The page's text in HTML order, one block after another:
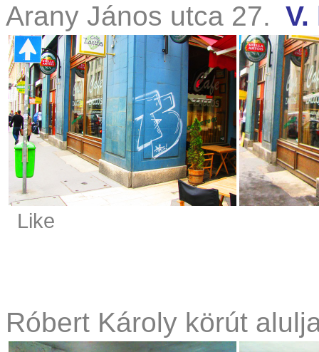
Arany János utca 27. V.
Like
Róbert Károly körút